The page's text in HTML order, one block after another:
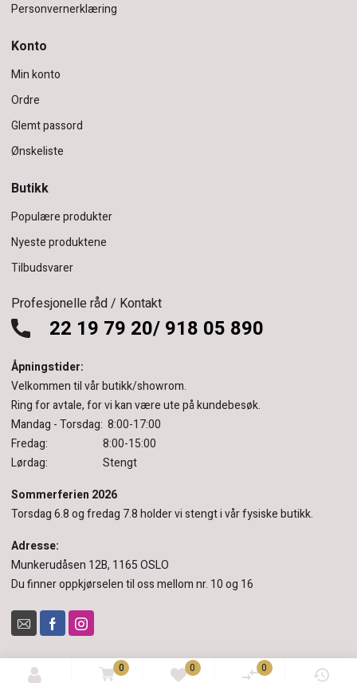
0 0 0
Personvernerklæring
Konto
Min konto
Ordre
Glemt passord
Ønskeliste
Butikk
Populære produkter
Nyeste produktene
Tilbudsvarer
Profesjonelle råd / Kontakt
22 19 79 20/ 918 05 890
Åpningstider:
Velkommen til vår butikk/showrom.
Ring for avtale, for vi kan være ute på kundebesøk.
Mandag - Torsdag: 8:00-17:00
Fredag: 8:00-15:00
Lørdag: Stengt
Sommerferien 2026
Torsdag 6.8 og fredag 7.8 holder vi stengt i vår fysiske butikk.
Adresse:
Munkerudåsen 12B, 1165 OSLO
Du finner oppkjørselen til oss mellom nr. 10 og 16